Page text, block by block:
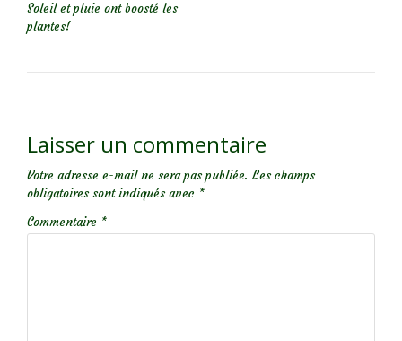
Soleil et pluie ont boosté les
plantes!
Laisser un commentaire
Votre adresse e-mail ne sera pas publiée. Les champs
obligatoires sont indiqués avec *
Commentaire *